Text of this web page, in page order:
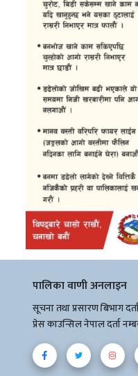
पालिका वाणी अनलाइन
सूचना तथा प्रसारण बिभाग
प्रेस काउन्सिल नेपाल दर्ता